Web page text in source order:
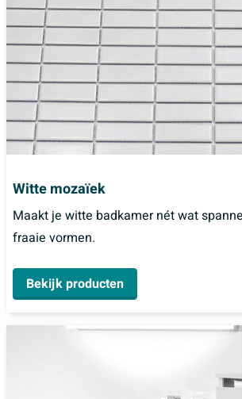
Witte mozaïek
Maakt je witte badkamer nét wat
fraaie vormen.
Bekijk producten